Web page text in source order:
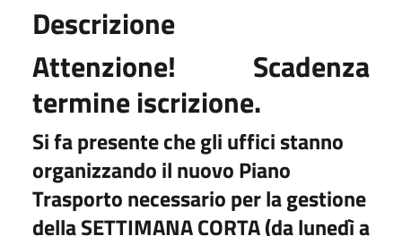
Descrizione
Attenzione! Scadenza
termine iscrizione.
Si fa presente che gli uffici stanno
organizzando il nuovo Piano
Trasporto necessario per la gestione
della SETTIMANA CORTA (da lunedì a